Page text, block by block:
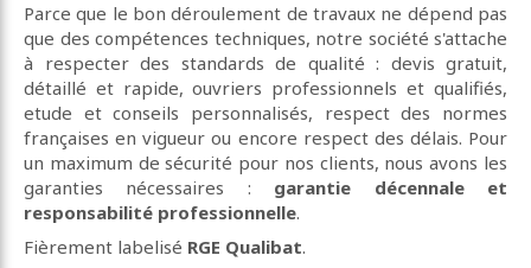
Parce que le bon déroulement de travaux ne dépend pas
que des compétences techniques, notre société s'attache
à respecter des standards de qualité : devis gratuit,
détaillé et rapide, ouvriers professionnels et qualifiés,
etude et conseils personnalisés, respect des normes
françaises en vigueur ou encore respect des délais. Pour
un maximum de sécurité pour nos clients, nous avons les
garanties nécessaires : garantie décennale et
responsabilité professionnelle.
Fièrement labelisé RGE Qualibat.